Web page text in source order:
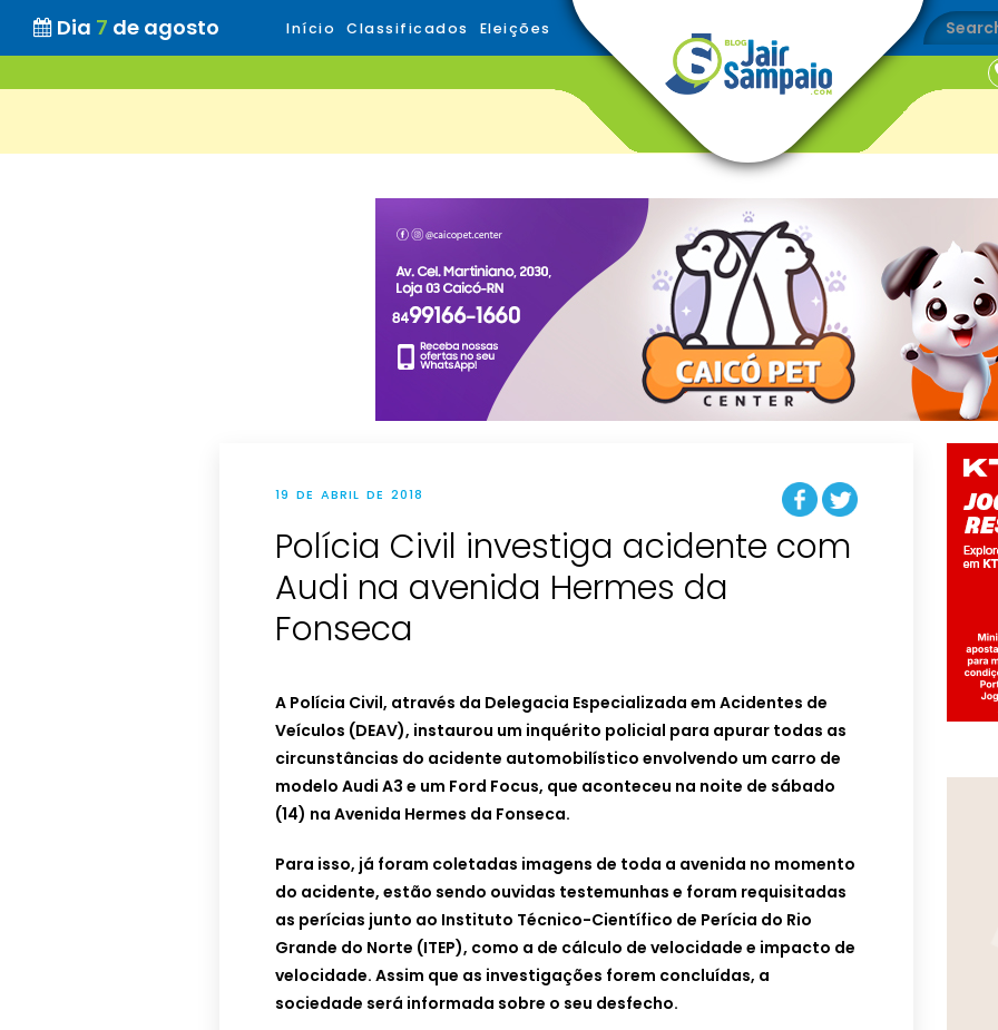
Dia 7 de agosto Início Classificados Eleições
19 DE ABRIL DE 2018
Polícia Civil investiga acidente com
Audi na avenida Hermes da
Fonseca
A Polícia Civil, através da Delegacia Especializada em Acidentes de
Veículos (DEAV), instaurou um inquérito policial para apurar todas as
circunstâncias do acidente automobilístico envolvendo um carro de
modelo Audi A3 e um Ford Focus, que aconteceu na noite de sábado
(14) na Avenida Hermes da Fonseca.
Para isso, já foram coletadas imagens de toda a avenida no momento
do acidente, estão sendo ouvidas testemunhas e foram requisitadas
as perícias junto ao Instituto Técnico-Científico de Perícia do Rio
Grande do Norte (ITEP), como a de cálculo de velocidade e impacto de
velocidade. Assim que as investigações forem concluídas, a
sociedade será informada sobre o seu desfecho.